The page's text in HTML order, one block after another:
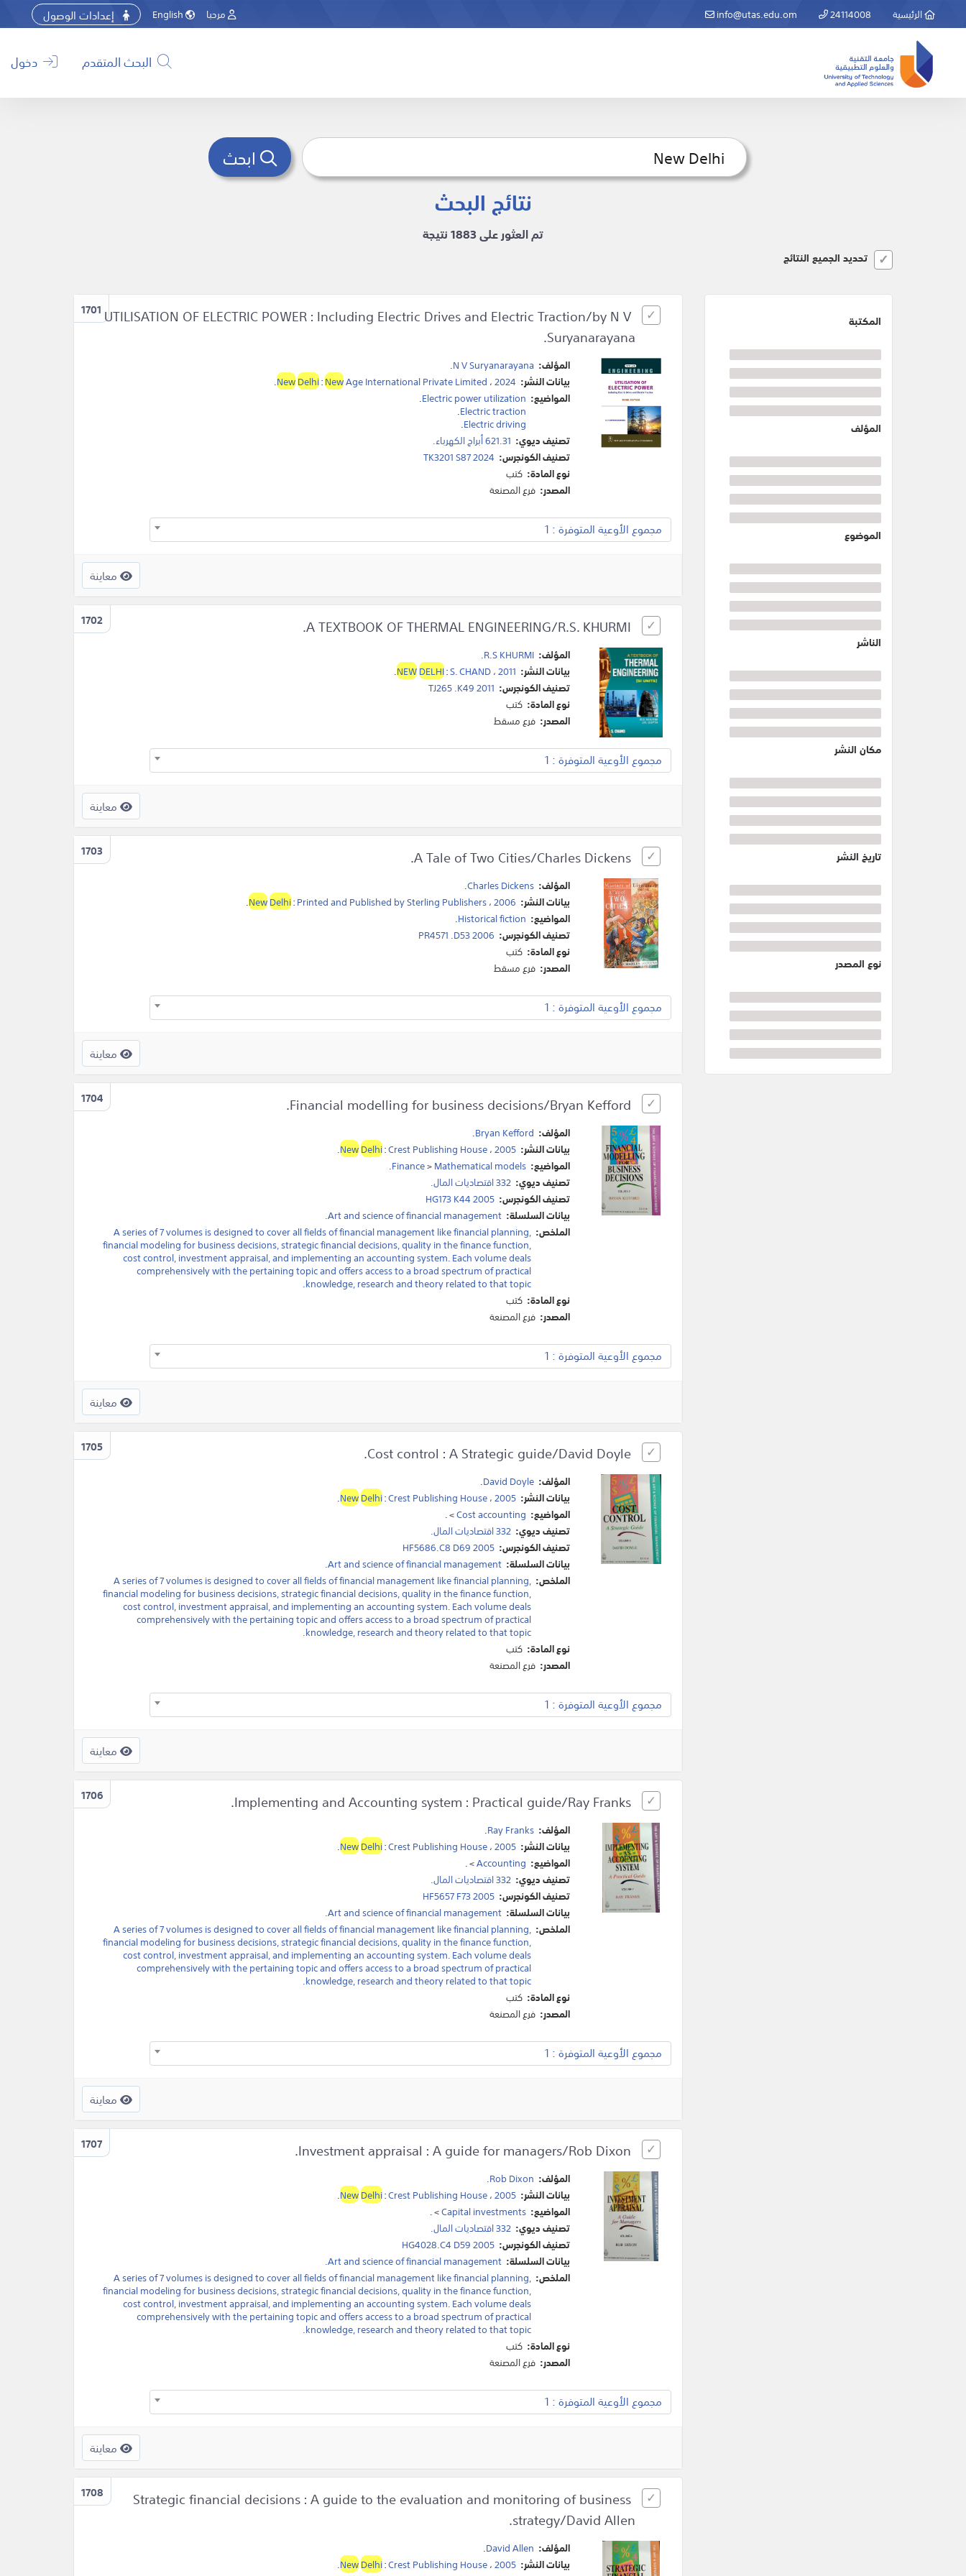
الرئيسية 24114008
info@utas.edu.om إعدادات الوصول مرحبا
البحث المتقدم دخول
نتائج البحث
تم العثور على 1883 نتيجة
تحديد الجميع النتائج
المكتبة
المؤلف
الموضوع
الناشر
مكان النشر
تاريخ النشر
نوع المصدر
1701UTILISATION OF ELECTRIC POWER : Including Electric Drives and Electric Traction/by N V
Suryanarayana.
المؤلف: N V Suryanarayana
.
بيانات النشر:
NewDelhi:NewAge International Private Limited ،2024
.
المواضيع: Electric power utilization
.
Electric traction
.
Electric driving
.
تصنيف ديوي: 621.31 أبراج الكهرباء.
تصنيف الكونجرس: TK3201 S87 2024
نوع المادة: كتب
المصدر: فرع المصنعة
مجموع الأوعية المتوفرة : 1
معاينة
1702
المؤلف: R.S KHURMI
.
بيانات النشر:
NEWDELHI:S. CHAND،2011
.
تصنيف الكونجرس: TJ265 .K49 2011
نوع المادة: كتب
المصدر: فرع مسقط
مجموع الأوعية المتوفرة : 1
معاينة
1703 A Tale of Two Cities/Charles Dickens.
المؤلف: Charles Dickens
.
بيانات النشر:
NewDelhi:Printed and Published by Sterling Publishers،2006
.
المواضيع: Historical fiction
.
تصنيف الكونجرس: PR4571 .D53 2006
نوع المادة: كتب
المصدر: فرع مسقط
مجموع الأوعية المتوفرة : 1
معاينة
1704
المؤلف: Bryan Kefford
.
بيانات النشر:
NewDelhi:Crest Publishing House،2005
.
المواضيع:
Finance>Mathematical models
.
تصنيف ديوي: 332 اقتصاديات المال.
تصنيف الكونجرس: HG173 K44 2005
بيانات السلسلة: Art and science of financial management.
الملخص: A series of 7 volumes is designed to cover all fields of financial management like financial planning,
financial modeling for business decisions, strategic financial decisions, quality in the finance function,
cost control, investment appraisal, and implementing an accounting system. Each volume deals
comprehensively with the pertaining topic and offers access to a broad spectrum of practical
knowledge, research and theory related to that topic.
نوع المادة: كتب
المصدر: فرع المصنعة
مجموع الأوعية المتوفرة : 1
معاينة
1705 Cost control : A Strategic guide/David Doyle.
المؤلف: David Doyle
.
بيانات النشر:
NewDelhi:Crest Publishing House،2005
.
المواضيع: Cost accounting
>
.
تصنيف ديوي: 332 اقتصاديات المال.
تصنيف الكونجرس: HF5686.C8 D69 2005
بيانات السلسلة: Art and science of financial management.
الملخص: A series of 7 volumes is designed to cover all fields of financial management like financial planning,
financial modeling for business decisions, strategic financial decisions, quality in the finance function,
cost control, investment appraisal, and implementing an accounting system. Each volume deals
comprehensively with the pertaining topic and offers access to a broad spectrum of practical
knowledge, research and theory related to that topic.
نوع المادة: كتب
المصدر: فرع المصنعة
مجموع الأوعية المتوفرة : 1
معاينة
1706 Implementing and Accounting system : Practical guide/Ray Franks.
المؤلف: Ray Franks
.
بيانات النشر:
NewDelhi:Crest Publishing House،2005
.
المواضيع: Accounting
>
.
تصنيف ديوي: 332 اقتصاديات المال.
تصنيف الكونجرس: HF5657 F73 2005
بيانات السلسلة: Art and science of financial management.
الملخص: A series of 7 volumes is designed to cover all fields of financial management like financial planning,
financial modeling for business decisions, strategic financial decisions, quality in the finance function,
cost control, investment appraisal, and implementing an accounting system. Each volume deals
comprehensively with the pertaining topic and offers access to a broad spectrum of practical
knowledge, research and theory related to that topic.
نوع المادة: كتب
المصدر: فرع المصنعة
مجموع الأوعية المتوفرة : 1
معاينة
1707
المؤلف: Rob Dixon
.
بيانات النشر:
NewDelhi:Crest Publishing House،2005
.
المواضيع: Capital investments
>
.
تصنيف ديوي: 332 اقتصاديات المال.
تصنيف الكونجرس: HG4028.C4 D59 2005
بيانات السلسلة: Art and science of financial management.
الملخص: A series of 7 volumes is designed to cover all fields of financial management like financial planning,
financial modeling for business decisions, strategic financial decisions, quality in the finance function,
cost control, investment appraisal, and implementing an accounting system. Each volume deals
comprehensively with the pertaining topic and offers access to a broad spectrum of practical
knowledge, research and theory related to that topic.
نوع المادة: كتب
المصدر: فرع المصنعة
مجموع الأوعية المتوفرة : 1
معاينة
1708
Strategic financial decisions : A guide to the evaluation and monitoring of business
strategy/David Allen.
المؤلف: David Allen
.
بيانات النشر:
NewDelhi:Crest Publishing House،2005
.